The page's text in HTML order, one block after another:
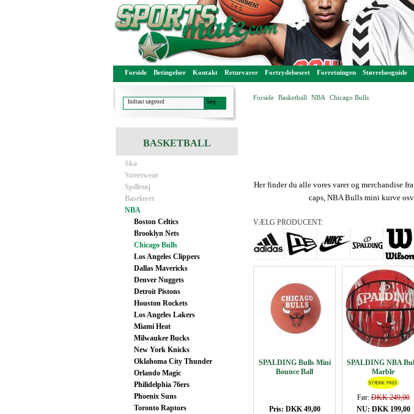
Forside Betingelser Kontakt Returvarer Fortrydelsesret Forretningen Størrelsesguide
BASKETBALL
Sko
Streetwear
Spilletøj
Baselayer
NBA
Boston Celtics
Brooklyn Nets
Chicago Bulls
Los Angeles Clippers
Dallas Mavericks
Denver Nuggets
Detroit Pistons
Houston Rockets
Los Angeles Lakers
Miami Heat
Milwaukee Bucks
New York Knicks
Oklahoma City Thunder
Orlando Magic
Philidelphia 76ers
Phoenix Suns
Toronto Raptors
Forside Basketball NBA Chicago Bulls
Her finder du alle vores varer og merchandise
caps, NBA Bulls mini kurve
VÆLG PRODUCENT:
SPALDING Bulls Mini
Bounce Ball
Pris: DKK 49,00
SPALDING NBA
Marble
Før:DKK 249,00
NU: DKK 199,00